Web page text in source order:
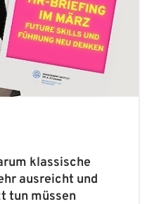
klassische
ausreicht und
tun müssen